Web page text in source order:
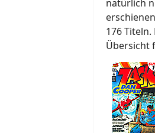
natürlich
176
Übersicht